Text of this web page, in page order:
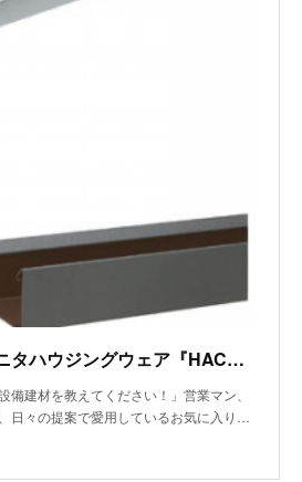
私の推し建材～タニタハウジングウェア『HACO』、長江陶業『タイル全般』～
備建材を教えてください！」営業マン、
日々の提案で愛用しているお気に入り…